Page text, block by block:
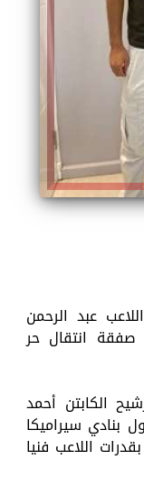
عبد الرحمن
صفقة انتقال حر
الكابتن أحمد
بنادي سيراميكا
اللاعب فنيا